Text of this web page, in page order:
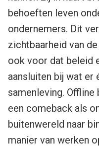
behoeften leven
ondernemers. Dit
zichtbaarheid van
ook voor dat beleid
aansluiten bij wat er
samenleving. Offline
een comeback als
buitenwereld naar
manier van werken